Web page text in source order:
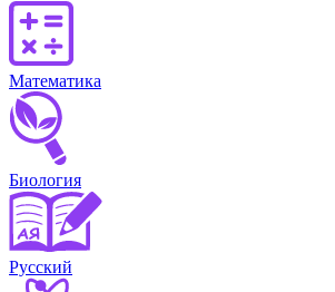
Математика
Биология
Русский